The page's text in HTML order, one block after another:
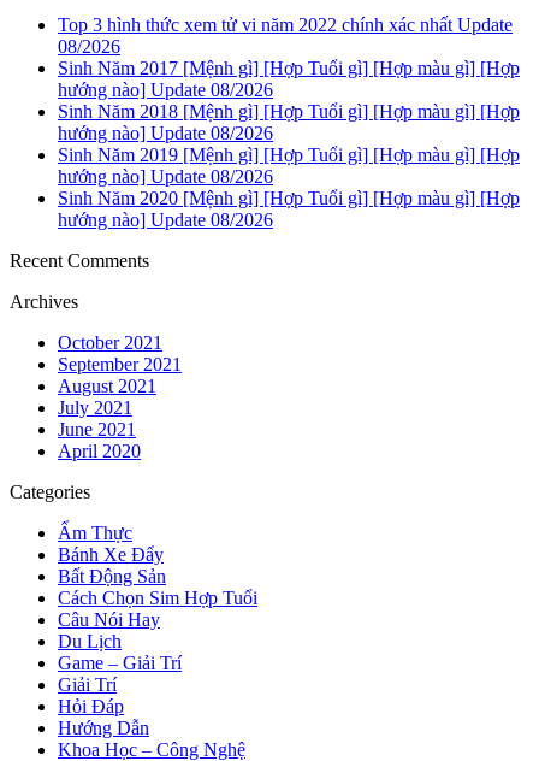
Top 3 hình thức xem tử vi năm 2022 chính xác nhất Update
08/2026
Sinh Năm 2017 [Mệnh gì] [Hợp Tuổi gì] [Hợp màu gì] [Hợp
hướng nào] Update 08/2026
Sinh Năm 2018 [Mệnh gì] [Hợp Tuổi gì] [Hợp màu gì] [Hợp
hướng nào] Update 08/2026
Sinh Năm 2019 [Mệnh gì] [Hợp Tuổi gì] [Hợp màu gì] [Hợp
hướng nào] Update 08/2026
Sinh Năm 2020 [Mệnh gì] [Hợp Tuổi gì] [Hợp màu gì] [Hợp
hướng nào] Update 08/2026
Recent Comments
Archives
October 2021
September 2021
August 2021
July 2021
June 2021
April 2020
Categories
Ẩm Thực
Bánh Xe Đẩy
Bất Động Sản
Cách Chọn Sim Hợp Tuổi
Câu Nói Hay
Du Lịch
Game – Giải Trí
Giải Trí
Hỏi Đáp
Hướng Dẫn
Khoa Học – Công Nghệ